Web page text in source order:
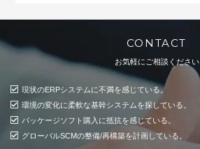
CONTACT
お気軽にご相談ください
現状のERPシステムに不満を感じている。
環境の変化に柔軟な基幹システムを探している。
パッケージソフト購入に抵抗を感じている。
グローバルSCMの整備/再構築を計画している。